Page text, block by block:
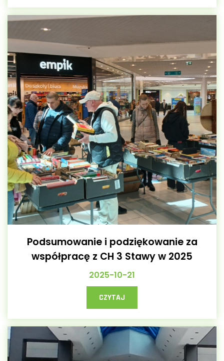
Podsumowanie i podziękowanie za
współpracę z CH 3 Stawy w 2025
2025-10-21
CZYTAJ